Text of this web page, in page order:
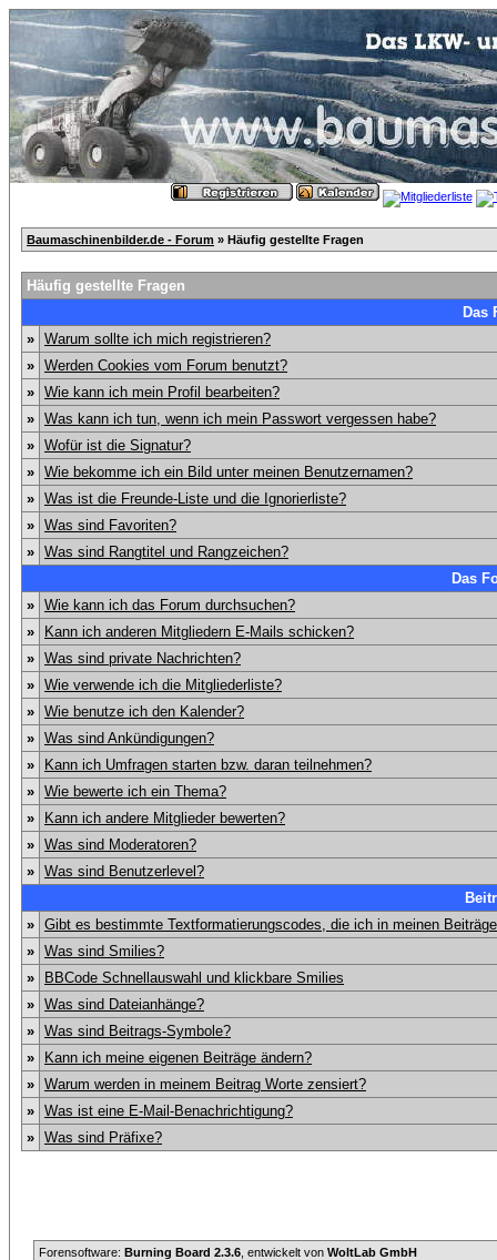
Baumaschinenbilder.de - Forum » Häufig gestellte Fragen
Häufig gestellte Fragen
Das
» Warum sollte ich mich registrieren?
» Werden Cookies vom Forum benutzt?
» Wie kann ich mein Profil bearbeiten?
» Was kann ich tun, wenn ich mein Passwort vergessen habe?
» Wofür ist die Signatur?
» Wie bekomme ich ein Bild unter meinen Benutzernamen?
» Was ist die Freunde-Liste und die Ignorierliste?
» Was sind Favoriten?
» Was sind Rangtitel und Rangzeichen?
Das
» Wie kann ich das Forum durchsuchen?
»
Kann ich anderen Mitgliedern E-Mails schicken?
» Was sind private Nachrichten?
» Wie verwende ich die Mitgliederliste?
» Wie benutze ich den Kalender?
» Was sind Ankündigungen?
»
Kann ich Umfragen starten bzw. daran teilnehmen?
» Wie bewerte ich ein Thema?
»
Kann ich andere Mitglieder bewerten?
» Was sind Moderatoren?
» Was sind Benutzerlevel?
» Gibt es bestimmte Textformatierungscodes, die ich in meinen
» Was sind Smilies?
»
BBCode Schnellauswahl und klickbare Smilies
» Was sind Dateianhänge?
» Was sind Beitrags-Symbole?
»
Kann ich meine eigenen Beiträge ändern?
» Warum werden in meinem Beitrag Worte zensiert?
» Was ist eine E-Mail-Benachrichtigung?
» Was sind Präfixe?
Forensoftware: Burning Board 2.3.6 , entwickelt von WoltLab GmbH